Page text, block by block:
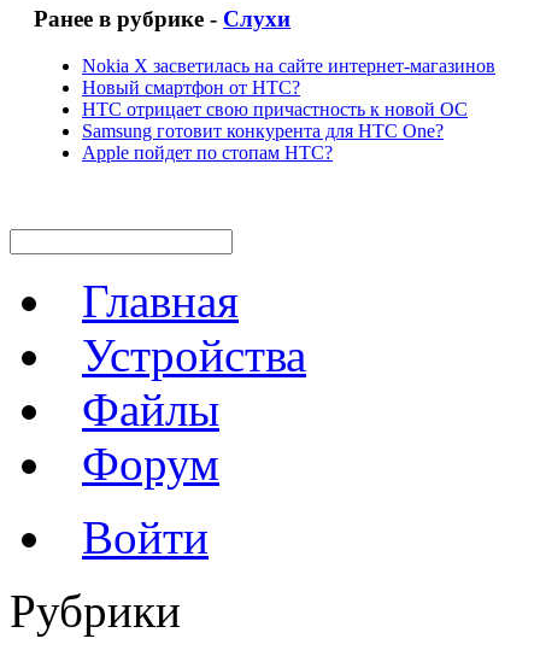
Ранее в рубрике - Слухи
Nokia X засветилась на сайте интернет-магазинов
Новый смартфон от НТС?
НТС отрицает свою причастность к новой ОС
Samsung готовит конкурента для HTC One?
Apple пойдет по стопам HTC?
Главная
Устройства
Файлы
Форум
Войти
Рубрики